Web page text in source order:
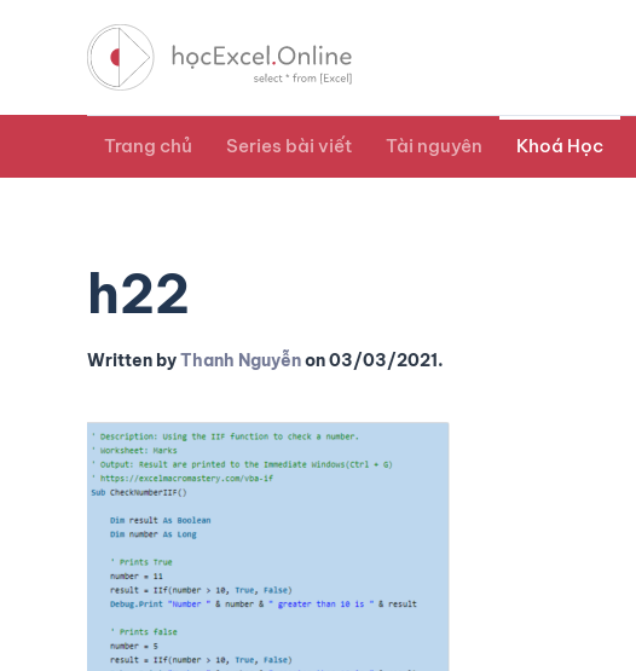
Trang chủ Series bài viết Tài nguyên Khoá Học
h22
Written byThanh Nguyễnon03/03/2021.